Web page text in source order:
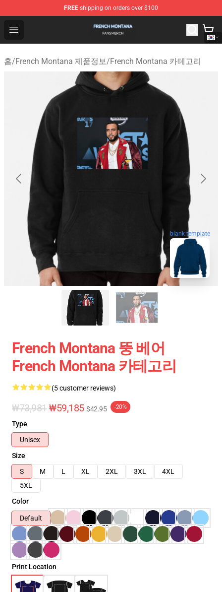
FREE shipping on orders over $100
Open menu
French Montana Shop - Official French Montana
홈/French Montana 제품정보/French Montana 카테고리
blank template
French Montana 뚱 베어
French Montana 카테고리
(5 customer reviews)
₩73,981 ₩59,185 $42.95 -20%
Type
Unisex
Size
S
M L XL 2XL 3XL
4XL
5XL
Color
Default
Print Location